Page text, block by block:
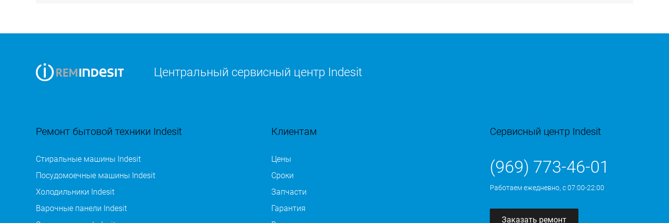
Центральный сервисный центр Indesit
Ремонт бытовой техники Indesit
Стиральные машины Indesit
Посудомоечные машины Indesit
Холодильники Indesit
Варочные панели Indesit
Клиентам
Цены
Сроки
Запчасти
Гарантия
Сервисный центр Indesit
(969) 773-46-01
Работаем ежедневно, с 07:00-22:00
Заказать ремонт